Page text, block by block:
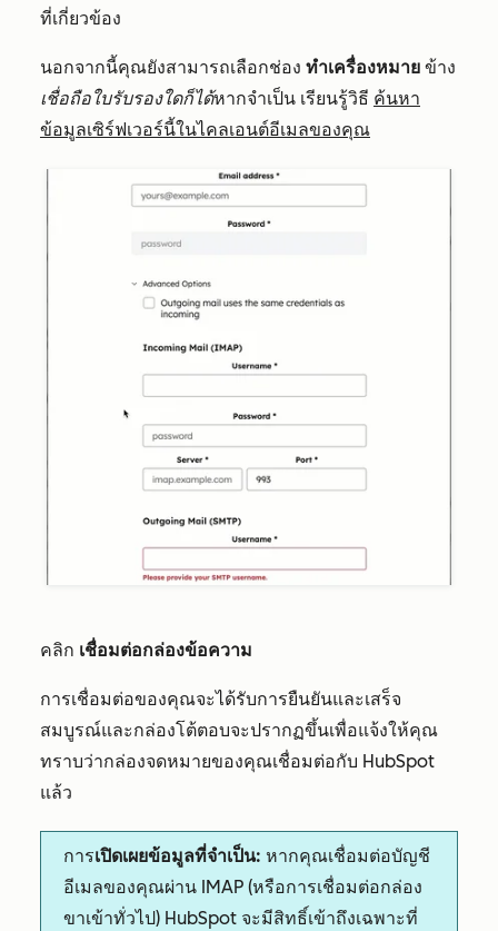
ที่เกี่ยวข้อง
นอกจากนี้คุณยังสามารถเลือกช่อง ทำเครื่องหมาย ข้าง
เชื่อถือใบรับรองใดก็ได้หากจำเป็น เรียนรู้วิธี ค้นหา
ข้อมูลเซิร์ฟเวอร์นี้ในไคลเอนต์อีเมลของคุณ
คลิก เชื่อมต่อกล่องข้อความ
การเชื่อมต่อของคุณจะได้รับการยืนยันและเสร็จ
สมบูรณ์และกล่องโต้ตอบจะปรากฏขึ้นเพื่อแจ้งให้คุณ
ทราบว่ากล่องจดหมายของคุณเชื่อมต่อกับ HubSpot
แล้ว
การเปิดเผยข้อมูลที่จำเป็น: หากคุณเชื่อมต่อบัญชี
อีเมลของคุณผ่าน IMAP (หรือการเชื่อมต่อกล่อง
ขาเข้าทั่วไป) HubSpot จะมีสิทธิ์เข้าถึงเฉพาะที่